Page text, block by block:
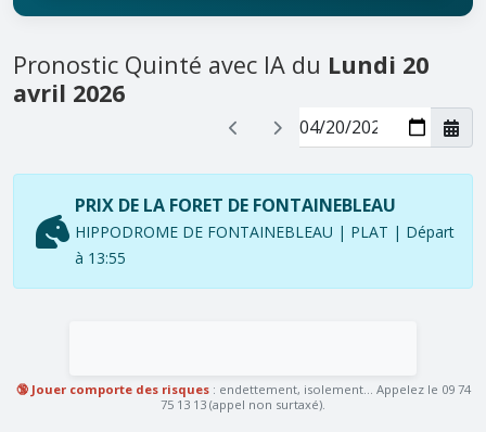
Pronostic Quinté avec IA du Lundi 20
avril 2026
PRIX DE LA FORET DE FONTAINEBLEAU
HIPPODROME DE FONTAINEBLEAU | PLAT | Départ
à 13:55
🔞 Jouer comporte des risques: endettement, isolement... Appelez le 09 74
75 13 13 (appel non surtaxé).